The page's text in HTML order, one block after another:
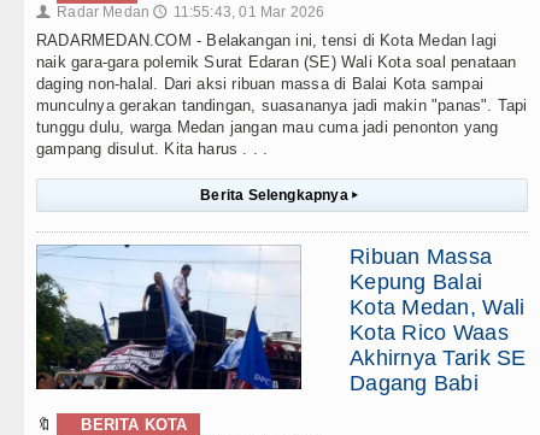
👤 Radar Medan 🕔 11:55:43, 01 Mar 2026
RADARMEDAN.COM - Belakangan ini, tensi di Kota Medan lagi
naik gara-gara polemik Surat Edaran (SE) Wali Kota soal penataan
daging non-halal. Dari aksi ribuan massa di Balai Kota sampai
munculnya gerakan tandingan, suasananya jadi makin "panas". Tapi
tunggu dulu, warga Medan jangan mau cuma jadi penonton yang
gampang disulut. Kita harus . . .
Berita Selengkapnya ▸
Ribuan Massa
Kepung Balai
Kota Medan, Wali
Kota Rico Waas
Akhirnya Tarik SE
Dagang Babi
🔖 BERITA KOTA